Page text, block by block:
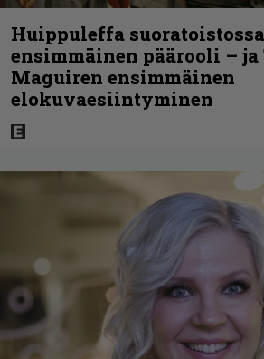
Huippuleffa
ensimmäinen päärooli – ja
Maguiren ensimmäinen
elokuvaesiintyminen